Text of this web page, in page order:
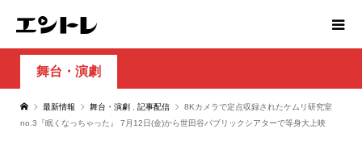
舞台・演劇
最新情報 舞台・演劇 記事配信
8Kカメラで定点収録されたケムリ研究室
no.3『眠くなっちゃった』 7月12日(金)から世田谷パブリックシアターで等身大上映